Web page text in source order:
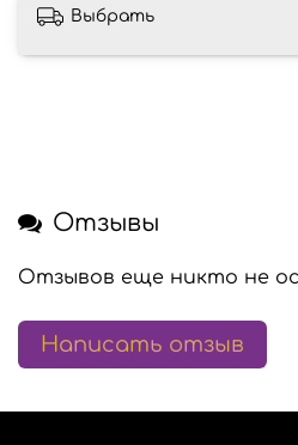
Выбрать
Отзывы
Отзывов еще никто не
Написать отзыв